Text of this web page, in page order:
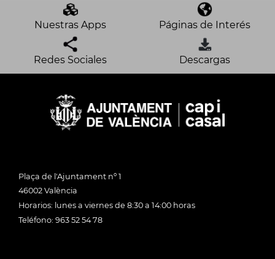
Nuestras Apps Páginas de Interés
Redes Sociales Descargas
Plaça de l'Ajuntament nº 1
46002 València
Horarios: lunes a viernes de 8:30 a 14:00 horas
Teléfono: 963 52 54 78